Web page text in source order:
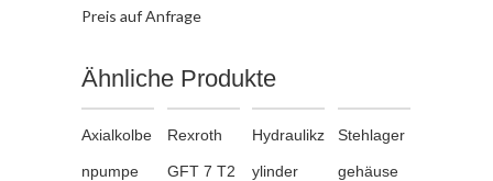
Preis auf Anfrage
Ähnliche Produkte
Axialkolbe
npumpe
Rexroth
GFT 7 T2
Hydraulikz
ylinder
Stehlager
gehäuse